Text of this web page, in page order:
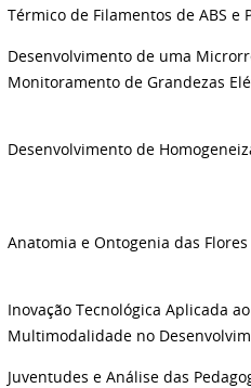
Térmico de Filamentos de ABS e
Desenvolvimento de uma
Monitoramento de Grandezas
Desenvolvimento de
Anatomia e Ontogenia das Flores
Inovação Tecnológica Aplicada
Multimodalidade no
Juventudes e Análise das